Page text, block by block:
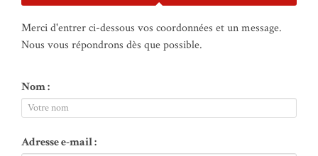
Merci d'entrer ci-dessous vos coordonnées et un message.
Nous vous répondrons dès que possible.
Nom :
Adresse e-mail :